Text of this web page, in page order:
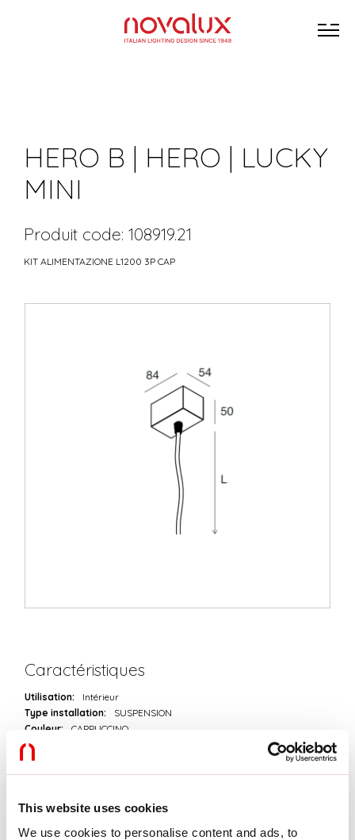
This website uses cookies
We use cookies to personalise content and ads, to
HERO B | HERO | LUCKY
MINI
Produit code: 108919.21
KIT ALIMENTAZIONE L1200 3P CAP
Caractéristiques
Utilisation:
Intérieur
Type installation:
SUSPENSION
Couleur:
CAPPUCCINO
L:
Garantie:
Poids:
0.355kg
Données techniques